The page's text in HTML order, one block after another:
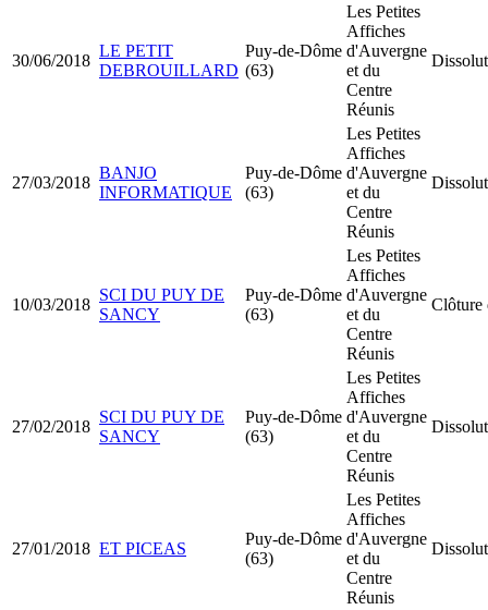
30/06/2018
LE PETIT
DEBROUILLARD
Puy-de-Dôme
(63)
Les Petites
Affiches
d'Auvergne
et du
Centre
Réunis
27/03/2018
BANJO
INFORMATIQUE
Puy-de-Dôme
(63)
Les Petites
Affiches
d'Auvergne
et du
Centre
Réunis
10/03/2018
SCI DU PUY DE
SANCY
Puy-de-Dôme
(63)
Les Petites
Affiches
d'Auvergne
et du
Centre
Réunis
Clôture
27/02/2018
SCI DU PUY DE
SANCY
Puy-de-Dôme
(63)
Les Petites
Affiches
d'Auvergne
et du
Centre
Réunis
27/01/2018 ET PICEAS
Puy-de-Dôme
(63)
Les Petites
Affiches
d'Auvergne
et du
Centre
Réunis